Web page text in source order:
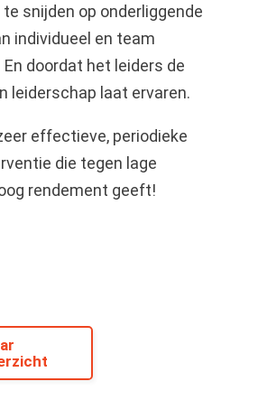
snijden op onderliggende
individueel en team
doordat het leiders de
leiderschap laat ervaren.
effectieve, periodieke
die tegen lage
rendement geeft!